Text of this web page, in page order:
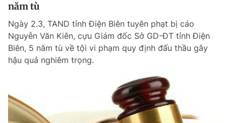
năm tù
Ngày 2.3, TAND tỉnh Điện Biên tuyên phạt bị cáo
Nguyễn Văn Kiên, cựu Giám đốc Sở GD-ĐT tỉnh Điện
Biên, 5 năm tù về tội vi phạm quy định đấu thầu gây
hậu quả nghiêm trọng.